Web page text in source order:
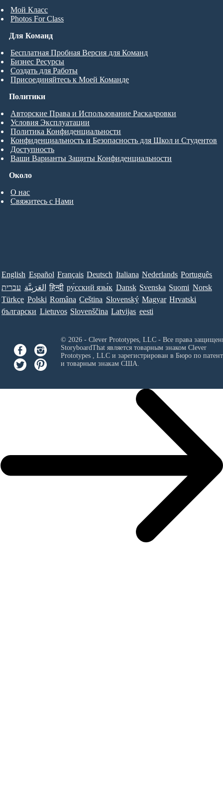
Мой Класс
Photos For Class
Для Команд
Бесплатная Пробная Версия для Команд
Бизнес Ресурсы
Создать для Работы
Присоединяйтесь к Моей Команде
Около
О нас
Свяжитесь с Нами
Политики
Авторские Права и Использование Раскадровки
Условия Эксплуатации
Политика Конфиденциальности
Конфиденциальность и Безопасность для Школ и Студентов
Доступность
Ваши Варианты Защиты Конфиденциальности
English Español Français Deutsch Italiana Nederlands Português
עברית العَرَبِيَّة हिन्दी ру́сский язы́к Dansk Svenska Suomi Norsk
Türkçe Polski Româna Ceština Slovenský Magyar Hrvatski
български Lietuvos Slovenščina Latvijas eesti
© 2026 - Clever Prototypes, LLC - Все права
StoryboardThat является товарным знаком Clever
Prototypes , LLCи зарегистрирован в Бюро по
и товарным знакам США.